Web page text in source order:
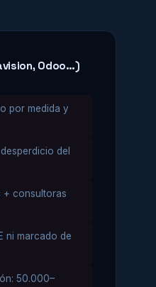
Odoo…)
por medida y
del
+ consultoras
ni marcado de
50.000–